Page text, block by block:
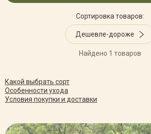
Сортировка товаров:
Дешевле-дороже
Найдено 1 товаров
Какой выбрать сорт
Особенности ухода
Условия покупки и доставки